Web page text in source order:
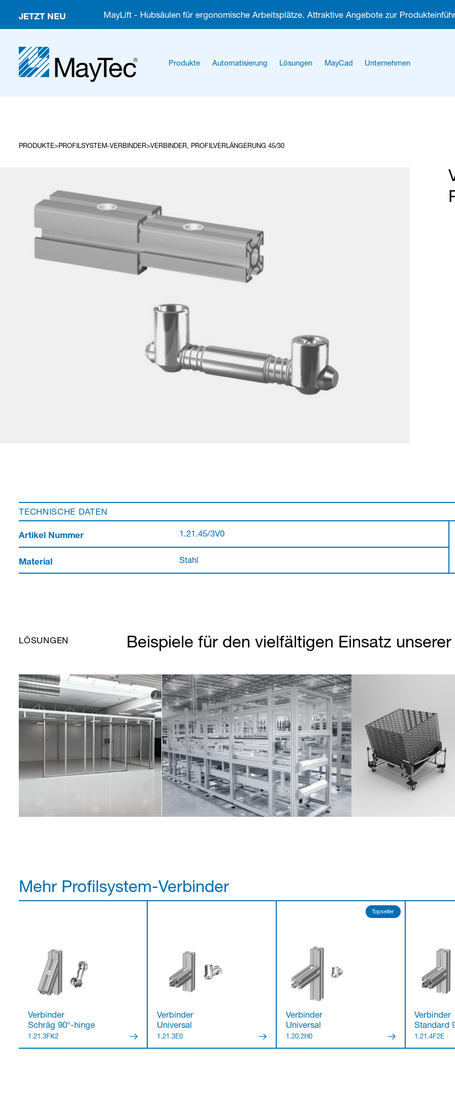
JETZT NEU MayLift - Hubsäulen für ergonomische Arbeitsplätze. Attraktive Angebote zur
Produkte Automatisierung Lösungen MayCad Unternehmen
PRODUKTE PROFILSYSTEM-VERBINDER VERBINDER, PROFILVERLÄNGERUNG 45/30
TECHNISCHE DATEN
Artikel Nummer 1.21.45/3V0
Material Stahl
LÖSUNGEN Beispiele für den vielfältigen Einsatz
Mehr Profilsystem-Verbinder
Verbinder
Schräg 90°-hinge
1.21.3FK2
Verbinder
Universal
1.21.3E0
Topseller
Verbinder
Universal
1.20.2H0
Verbinder
Standard
1.21.4F2E
Partner Login